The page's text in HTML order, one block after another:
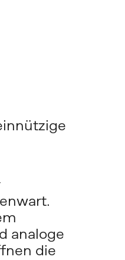
analoge
die